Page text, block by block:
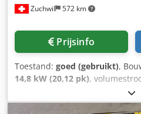
Zuchwil 572 km
Prijsinfo
Toestand: goed (gebruikt),
14,8 kW (20,12 pk),
, Luchtcompressor
Atlas Copco Type: SF 15 FF